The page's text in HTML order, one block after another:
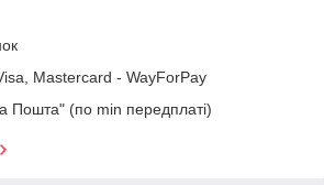
Mastercard - WayForPay
Пошта" (по min передплаті)